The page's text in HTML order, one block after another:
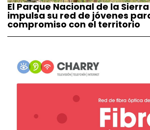
El Parque Nacional de la
impulsa su red de jóvenes
compromiso con el territorio